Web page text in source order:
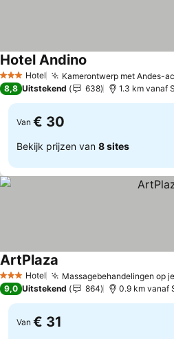
3 SterrenHotel Kamerontwerp met Andes-
Hotel Andino
8,8 Uitstekend 638 1.3 km vanaf
Van € 30
Bekijk prijzen van 8 sites
3 SterrenHotel Massagebehandelingen op
ArtPlaza
9,0 Uitstekend 864 0.9 km vanaf
Van € 31